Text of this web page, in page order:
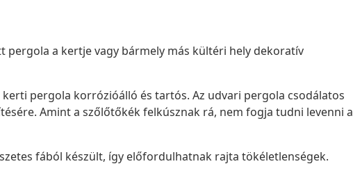
pergola a kertje vagy bármely más kültéri hely dekoratív
pergola korrózióálló és tartós. Az udvari pergola csodálatos
Amint a szőlőtőkék felkúsznak rá, nem fogja tudni levenni a
fából készült, így előfordulhatnak rajta tökéletlenségek.